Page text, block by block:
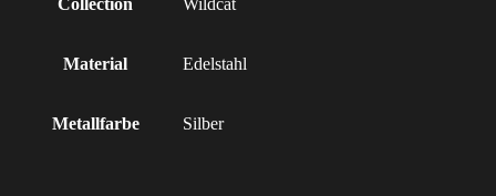
Collection Wildcat
Material Edelstahl
Metallfarbe Silber